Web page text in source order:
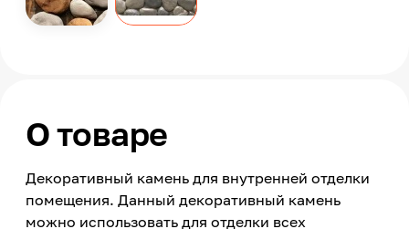
О товаре
Декоративный камень для внутренней отделки
помещения. Данный декоративный камень
можно использовать для отделки всех